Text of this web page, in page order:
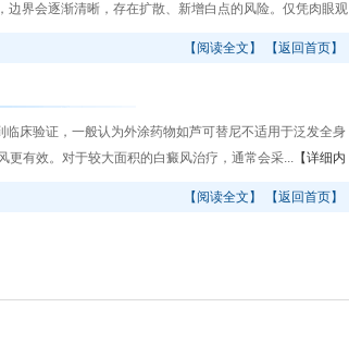
界会逐渐清晰，存在扩散、新增白点的风险。仅凭肉眼观
【阅读全文】 【返回首页】
验证，一般认为外涂药物如芦可替尼不适用于泛发全身
有效。对于较大面积的白癜风治疗，通常会采...【详细内
【阅读全文】 【返回首页】